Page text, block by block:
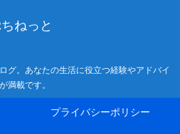
ねっと
グ。あなたの生活に役立つ経験やアドバイ
満載です。
プライバシーポリシー